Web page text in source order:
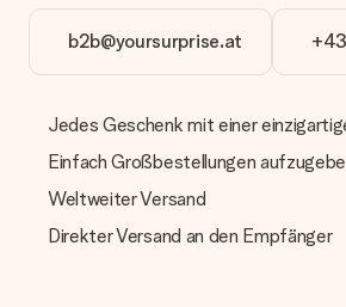
mit normaler Überweisung,
Kreditkarte oder auf Rechnung über
manuellen Überweisung verlängert sich
Geschenks jedoch um 3 Werktage.
Geschenk empfangen
Was, wenn das Geschenk meine
erfüllt?
Sollte das Geschenk wider Erwarten
erfüllen, bitten wir dich, unseren
b2b@yoursurprise.at
Jedes Geschenk mit einer
Einfach Großbestellungen
Weltweiter Versand
Direkter Versand an den Empfänger